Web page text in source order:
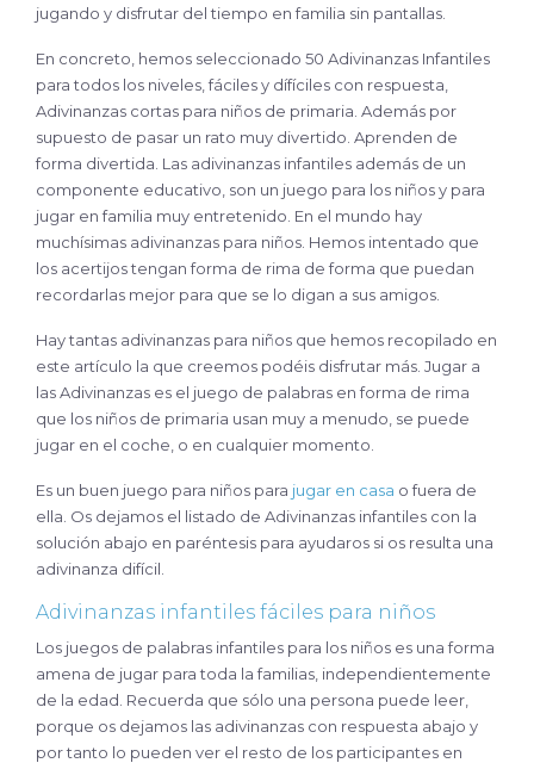
jugando y disfrutar del tiempo en familia sin pantallas.
En concreto, hemos seleccionado 50 Adivinanzas Infantiles
para todos los niveles, fáciles y dífíciles con respuesta,
Adivinanzas cortas para niños de primaria. Además por
supuesto de pasar un rato muy divertido. Aprenden de
forma divertida. Las adivinanzas infantiles además de un
componente educativo, son un juego para los niños y para
jugar en familia muy entretenido. En el mundo hay
muchísimas adivinanzas para niños. Hemos intentado que
los acertijos tengan forma de rima de forma que puedan
recordarlas mejor para que se lo digan a sus amigos.
Hay tantas adivinanzas para niños que hemos recopilado en
este artículo la que creemos podéis disfrutar más. Jugar a
las Adivinanzas es el juego de palabras en forma de rima
que los niños de primaria usan muy a menudo, se puede
jugar en el coche, o en cualquier momento.
Es un buen juego para niños para jugar en casa o fuera de
ella. Os dejamos el listado de Adivinanzas infantiles con la
solución abajo en paréntesis para ayudaros si os resulta una
adivinanza difícil.
Adivinanzas infantiles fáciles para niños
Los juegos de palabras infantiles para los niños es una forma
amena de jugar para toda la familias, independientemente
de la edad. Recuerda que sólo una persona puede leer,
porque os dejamos las adivinanzas con respuesta abajo y
por tanto lo pueden ver el resto de los participantes en